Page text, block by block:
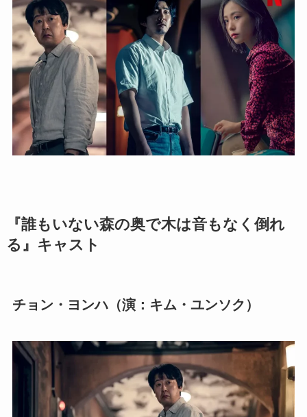
『誰もいない森の奥で木は音もなく倒れ
る』キャスト
チョン・ヨンハ（演：キム・ユンソク）